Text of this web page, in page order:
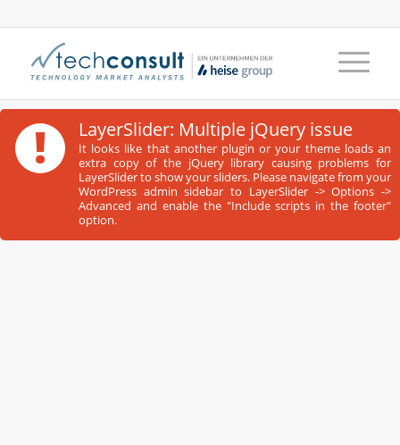
! LayerSlider: Multiple jQuery issue
It looks like that another plugin or your theme loads an
extra copy of the jQuery library causing problems for
LayerSlider to show your sliders. Please navigate from your
WordPress admin sidebar to LayerSlider -> Options ->
Advanced and enable the "Include scripts in the footer"
option.